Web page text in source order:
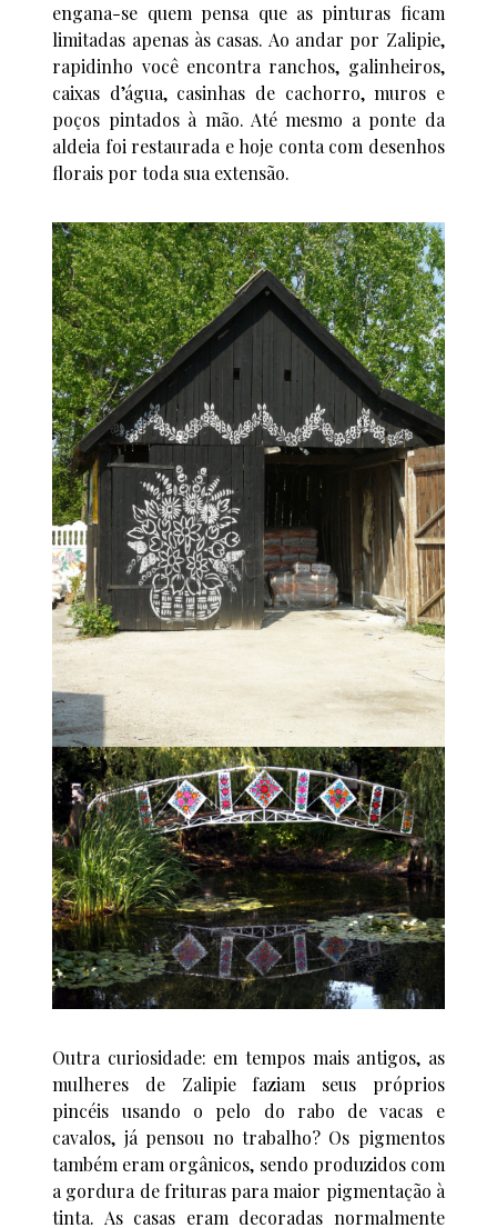
engana-se quem pensa que as pinturas ficam
limitadas apenas às casas. Ao andar por Zalipie,
rapidinho você encontra ranchos, galinheiros,
caixas d’água, casinhas de cachorro, muros e
poços pintados à mão. Até mesmo a ponte da
aldeia foi restaurada e hoje conta com desenhos
florais por toda sua extensão.
Outra curiosidade: em tempos mais antigos, as
mulheres de Zalipie faziam seus próprios
pincéis usando o pelo do rabo de vacas e
cavalos, já pensou no trabalho? Os pigmentos
também eram orgânicos, sendo produzidos com
a gordura de frituras para maior pigmentação à
tinta. As casas eram decoradas normalmente